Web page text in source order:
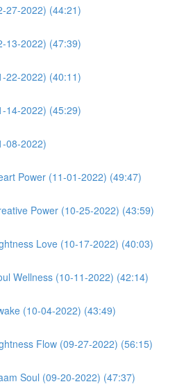
27-2022) (44:21)
13-2022) (47:39)
22-2022) (40:11)
14-2022) (45:29)
08-2022)
Power (11-01-2022) (49:47)
Power (10-25-2022) (43:59)
Love (10-17-2022) (40:03)
Wellness (10-11-2022) (42:14)
(10-04-2022) (43:49)
Flow (09-27-2022) (56:15)
Soul (09-20-2022) (47:37)